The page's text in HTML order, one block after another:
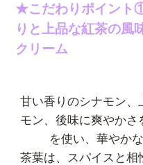
★こだわりポイント
りと上品な紅茶の風
クリーム
甘い香りのシナモン
モン、後味に爽やかさ
を使い、華やか
茶葉は、スパイスと